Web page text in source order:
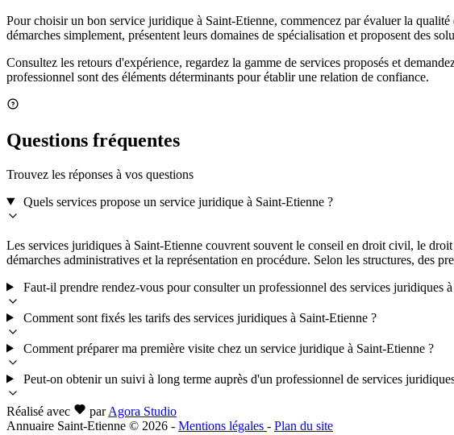
Pour choisir un bon service juridique à Saint-Etienne, commencez par évaluer la
démarches simplement, présentent leurs domaines de spécialisation et proposent des
Consultez les retours d'expérience, regardez la gamme de services proposés et
professionnel sont des éléments déterminants pour établir une relation de confiance.
Questions fréquentes
Trouvez les réponses à vos questions
Quels services propose un service juridique à Saint-Etienne ?
Les services juridiques à Saint-Etienne couvrent souvent le conseil en droit civil, le
démarches administratives et la représentation en procédure. Selon les structures, des
Faut-il prendre rendez-vous pour consulter un professionnel des services juridiques
Comment sont fixés les tarifs des services juridiques à Saint-Etienne ?
Comment préparer ma première visite chez un service juridique à Saint-Etienne ?
Peut-on obtenir un suivi à long terme auprès d'un professionnel de services
Réalisé avec par Agora Studio
Annuaire Saint-Etienne © 2026 - Mentions légales - Plan du site